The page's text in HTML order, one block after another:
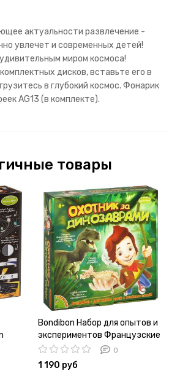
актуальности развлечение -
увлечет и современных детей!
миром космоса!
дисков, вставьте его в
в глубокий космос. Фонарик
AG13 (в комплекте).
товары
с
Bondibon Набор для опытов и
экспериментов Французские
опыты Науки с Буки Охотники
за динозаврами
0
1 190 руб